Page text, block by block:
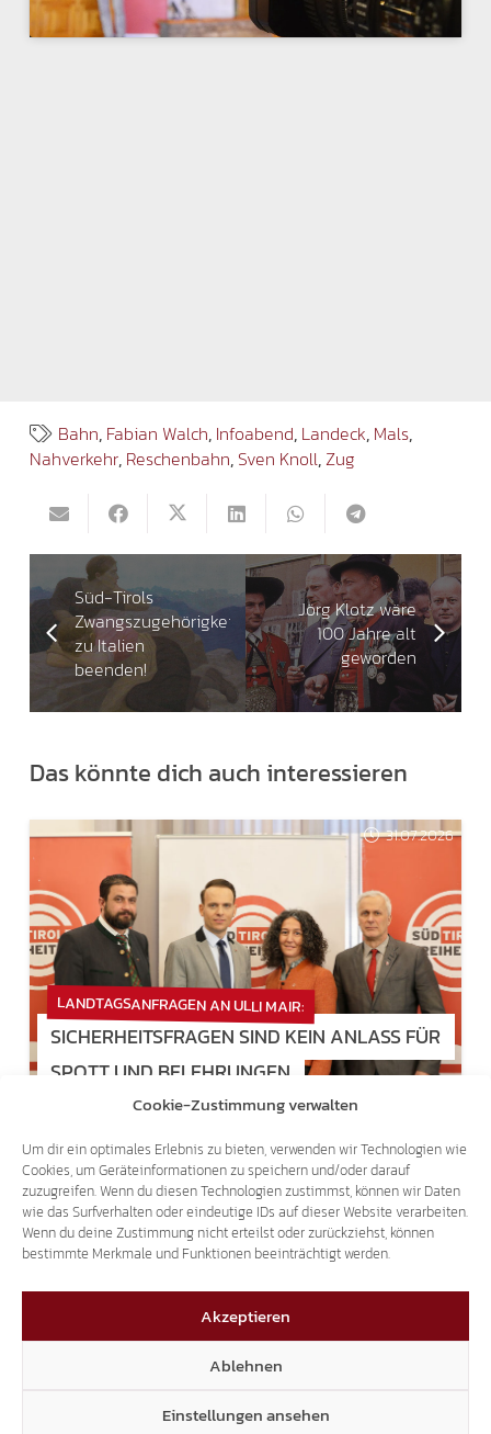
Cookie-Zustimmung verwalten
Um dir ein optimales Erlebnis zu bieten, verwenden wir Technologien wie
Cookies, um Geräteinformationen zu speichern und/oder darauf
zuzugreifen. Wenn du diesen Technologien zustimmst, können wir Daten
wie das Surfverhalten oder eindeutige IDs auf dieser Website verarbeiten.
Wenn du deine Zustimmung nicht erteilst oder zurückziehst, können
bestimmte Merkmale und Funktionen beeinträchtigt werden.
Akzeptieren
Ablehnen
Einstellungen ansehen
Bahn, Fabian Walch, Infoabend, Landeck, Mals,
Nahverkehr, Reschenbahn, Sven Knoll, Zug
Süd-Tirols
Zwangszugehörigkeit
zu Italien
beenden!
Jörg Klotz wäre
100 Jahre alt
geworden
Das könnte dich auch interessieren
31.07.2026
LANDTAGSANFRAGEN AN ULLI MAIR:
SICHERHEITSFRAGEN SIND KEIN ANLASS FÜR
SPOTT UND BELEHRUNGEN
22.07.2026
ANTRAG ABGELEHNT:
MEHRHEIT IM LANDTAG SAGT NEIN ZU
MIETANPASSUNGEN FÜR RENTNER!